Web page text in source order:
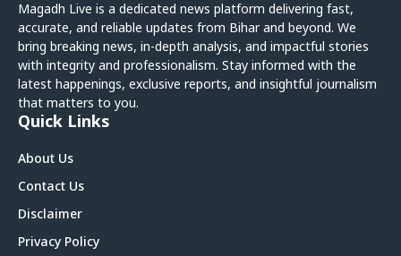
Magadh Live is a dedicated news platform delivering fast,
accurate, and reliable updates from Bihar and beyond. We
bring breaking news, in-depth analysis, and impactful stories
with integrity and professionalism. Stay informed with the
latest happenings, exclusive reports, and insightful journalism
that matters to you.
Quick Links
About Us
Contact Us
Disclaimer
Privacy Policy